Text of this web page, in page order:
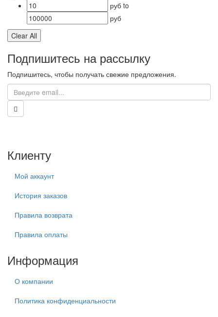
руб to
руб
Clear All
Подпишитесь на рассылку
Подпишитесь, чтобы получать свежие предложения.
Клиенту
Мой аккаунт
История заказов
Правила возврата
Правила оплаты
Информация
О компании
Политика конфиденциальности